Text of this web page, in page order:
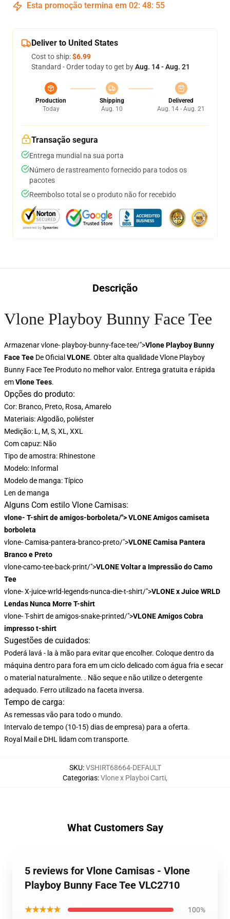
Esta promoção termina em 02: 48: 54
Deliver to United States
Cost to ship:$6.99
Standard - Order today to get byAug. 14 - Aug. 21
Production
Today
Shipping
Aug. 10
Delivered
Aug. 14 - Aug. 21
Transação segura
Entrega mundial na sua porta
Número de rastreamento fornecido para todos os
pacotes
Reembolso total se o produto não for recebido
Descrição
Vlone Playboy Bunny Face Tee
Armazenarvlone- playboy-bunny-face-tee/">Vlone Playboy Bunny
Face Tee De Oficial VLONE. Obter alta qualidade Vlone Playboy
Bunny Face Tee Produto no melhor valor. Entrega gratuita e rápida
emVlone Tees.
Opções do produto:
Cor: Branco, Preto, Rosa, Amarelo
Materiais: Algodão, poliéster
Medição: L, M, S, XL, XXL
Com capuz: Não
Tipo de amostra: Rhinestone
Modelo: Informal
Modelo de manga: Típico
Len de manga
Alguns Com estilo Vlone Camisas:
vlone- T-shirt de amigos-borboleta/"> VLONE Amigos camiseta
borboleta
vlone- Camisa-pantera-branco-preto/">VLONE Camisa Pantera
Branco e Preto
vlone-camo-tee-back-print/">VLONE Voltar a Impressão do Camo
Tee
vlone- X-juice-wrld-legends-nunca-die-t-shirt/">VLONE x Juice WRLD
Lendas Nunca Morre T-shirt
vlone- T-shirt de amigos-snake-printed/">VLONE Amigos Cobra
impresso t-shirt
Sugestões de cuidados:
Poderá lavá - la à mão para evitar que encolher. Coloque dentro da
máquina dentro para fora em um ciclo delicado com água fria e secar
o material naturalmente. . Não seque e não utilize o detergente
adequado. Ferro utilizado na faceta inversa.
Tempo de carga:
As remessas vão para todo o mundo.
Intervalo de tempo (10-15) dias de empresa) para a oferta.
Royal Mail e DHL lidam com transporte.
SKU:VSHIRT68664-DEFAULT
Categorias:Vlone x Playboi Carti,
What Customers Say
5 reviews for Vlone Camisas - Vlone
Playboy Bunny Face Tee VLC2710
★★★★★ 100%